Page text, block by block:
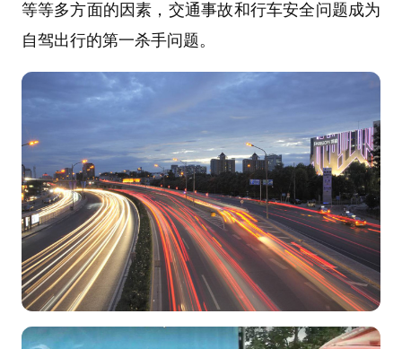
等等多方面的因素，交通事故和行车安全问题成为
自驾出行的第一杀手问题。